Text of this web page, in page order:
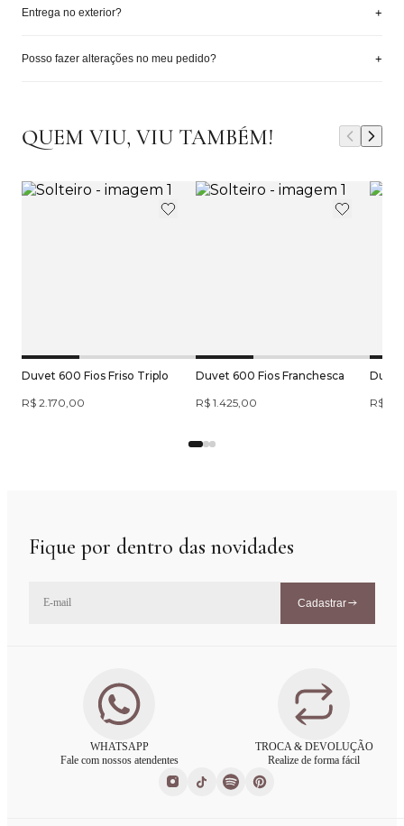
Entrega no exterior? +
Posso fazer alterações no meu pedido? +
QUEM VIU, VIU TAMBÉM!
Duvet 600 Fios Friso Triplo
R$ 2.170,00
Duvet 600 Fios Franchesca
R$ 1.425,00
R$
Fique por dentro das novidades
Cadastrar
WHATSAPP
Fale com nossos atendentes
TROCA & DEVOLUÇÃO
Realize de forma fácil